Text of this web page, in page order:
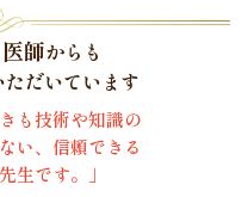
まなくなり、
実感していま
医師からも
ただいています
も技術や知識の
い、信頼できる
生です。」